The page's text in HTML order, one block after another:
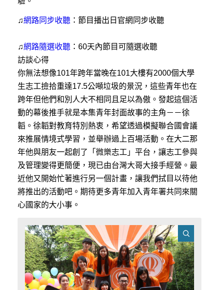
♫網路同步收聽：節目播出日官網同步收聽
♫網路隨選收聽：60天內節目可隨選收聽
訪談心得
你無法想像101年跨年當晚在101大樓有2000個大學
生志工撿拾重達17.5公噸垃圾的景況，這些青年也在
跨年但他們和別人大不相同且足以為傲。發起這個活
動的幕後推手就是本集青年封面故事的主角－－徐
韜。徐韜對教育特別熱衷，希望透過模擬聯合國會議
來推展情境式學習，並舉辦過上百場活動。在大二那
年他與朋友一起創了「微樂志工」平台，讓志工參與
及管理變得更簡便，現已由台灣大哥大接手經營。最
近他又開始忙著進行另一個計畫，讓我們拭目以待他
將推出的活動吧。期待更多青年加入青年署共同來關
心國家的大小事。